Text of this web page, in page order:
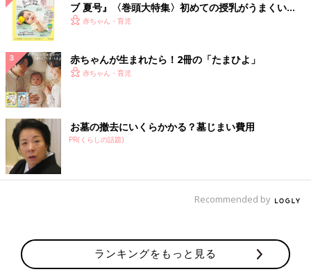
ブ 夏号』〈巻頭大特集〉初めての授乳がうまくい
く！ おっぱい・ミルクの基本と夏のトラブル 解決テ
赤ちゃん・育児
赤ちゃんが生まれたら！2冊の「たまひよ」
赤ちゃん・育児
お墓の撤去にいくらかかる？墓じまい費用
PR(くらしの話題)
Recommended by
ランキングをもっと見る